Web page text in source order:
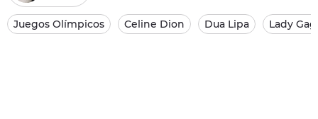
Juegos Olímpicos Celine Dion Dua Lipa Lady